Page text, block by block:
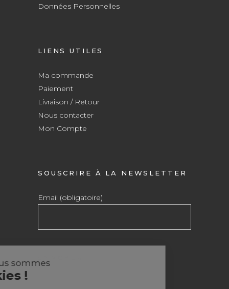
Données Personnelles
LIENS UTILES
Ma commande
Paiement
Livraison / Retour
Nous contacter
Mon Compte
SOUSCRIRE À LA NEWSLETTER
Email (obligatoire)